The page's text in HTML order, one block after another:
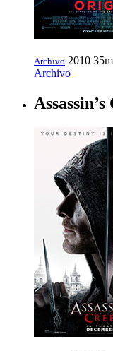
Archivo 2010
Archivo